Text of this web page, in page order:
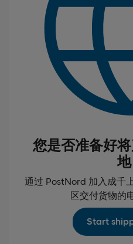
您是否准备好
地
通过 PostNord 加入成千
区交付货物的
Start